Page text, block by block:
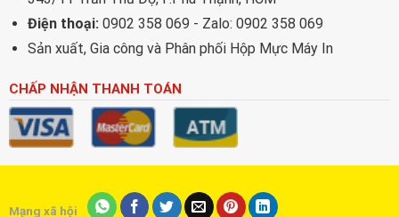
Điện thoại: 0902 358 069 - Zalo: 0902 358 069
Sản xuất, Gia công và Phân phối Hộp Mực Máy In
CHẤP NHẬN THANH TOÁN
Mạng xã hội